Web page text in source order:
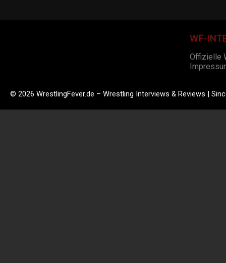
WF-
Offizielle
© 2026 WrestlingFever.de – Wrestling Interviews & Reviews |